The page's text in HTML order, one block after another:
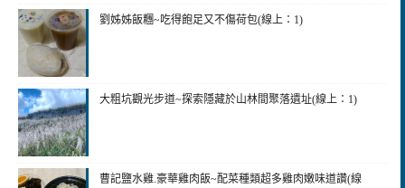
劉姊姊飯糰~吃得飽足又不傷荷包(線上：1)
大粗坑觀光步道~探索隱藏於山林間聚落遺址(線上：1)
曹記鹽水雞.豪華雞肉飯~配菜種類超多雞肉嫩味道讚(線